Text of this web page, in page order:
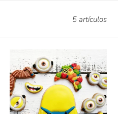
5 artículos
decorada
Minion